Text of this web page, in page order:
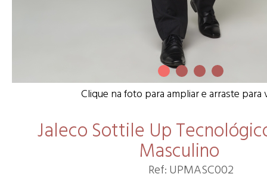
Clique na foto para ampliar e arraste para
Jaleco Sottile Up
Masculino
Ref: UPMASC002